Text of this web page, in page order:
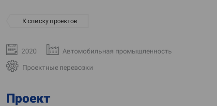
К списку проектов
2020 Автомобильная промышленность
Проектные перевозки
Проект